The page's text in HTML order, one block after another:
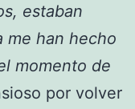
estaban
me han hecho
momento de
por volver